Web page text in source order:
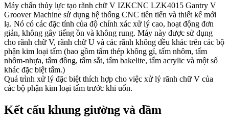
Máy chấn thủy lực tạo rãnh chữ V IZKCNC LZK4015 Gantry V
Groover Machine sử dụng hệ thống CNC tiên tiến và thiết kế mới
lạ. Nó có các đặc tính của độ chính xác xử lý cao, hoạt động đơn
giản, không gây tiếng ồn và không rung. Máy này được sử dụng
cho rãnh chữ V, rãnh chữ U và các rãnh không đều khác trên các bộ
phận kim loại tấm (bao gồm tấm thép không gỉ, tấm nhôm, tấm
nhôm-nhựa, tấm đồng, tấm sắt, tấm bakelite, tấm acrylic và một số
khác đặc biệt tấm.)
Quá trình xử lý đặc biệt thích hợp cho việc xử lý rãnh chữ V của
các bộ phận kim loại tấm trước khi uốn.
Kết cấu khung giường và dầm